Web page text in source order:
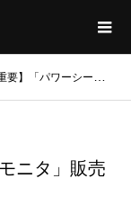
パワーシーケンサモニタ」販売終了のお知らせ
ニタ」販売